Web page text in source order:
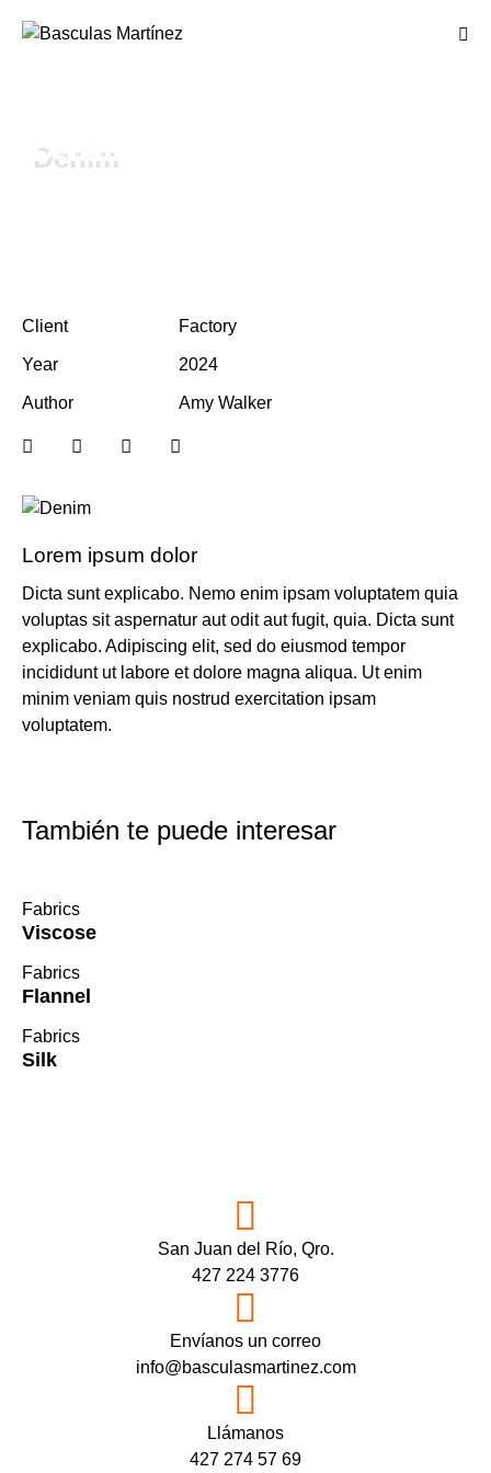
Denim
Client Factory
Year 2024
Author Amy Walker
Lorem ipsum dolor
Dicta sunt explicabo. Nemo enim ipsam voluptatem quia
voluptas sit aspernatur aut odit aut fugit, quia. Dicta sunt
explicabo. Adipiscing elit, sed do eiusmod tempor
incididunt ut labore et dolore magna aliqua. Ut enim
minim veniam quis nostrud exercitation ipsam
voluptatem.
También te puede interesar
Fabrics
Viscose
Fabrics
Flannel
Fabrics
Silk
San Juan del Río, Qro.
427 224 3776
Envíanos un correo
info@basculasmartinez.com
Llámanos
427 274 57 69